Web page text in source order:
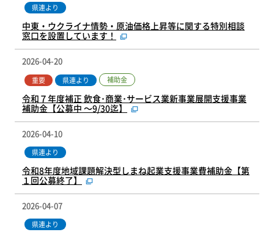
県連より
中東・ウクライナ情勢・原油価格上昇等に関する特別相談
窓口を設置しています！
2026-04-20
重要 県連より 補助金
令和７年度補正 飲食･商業･サービス業新事業展開支援事業
補助金【公募中 ～9/30迄】
2026-04-10
県連より
令和8年度地域課題解決型しまね起業支援事業費補助金【第
１回公募終了】
2026-04-07
県連より